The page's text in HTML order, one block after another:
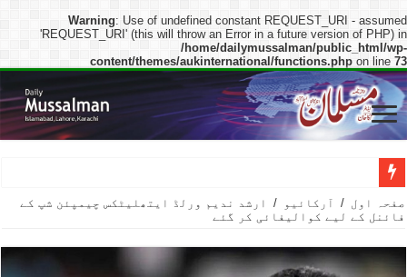
Warning: Use of undefined constant REQUEST_URI - assumed
'REQUEST_URI' (this will throw an Error in a future version of PHP) in
/home/dailymussalman/public_html/wp-
content/themes/aukinternational/functions.php on line 73
وزیراعظم شہباز شریف کا غزہ میں جنگ کے خاتمے کے لیے صدر ٹرمپ کے
صفحہ اول / آرکائیو /
ارشد ندیم ورلڈ ایتھلیٹکس چیمپئن شپ کے
فائنل کے لیے کوالیفائی کر گئے